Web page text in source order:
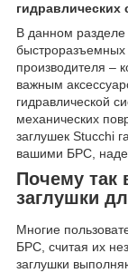
гидравлических
В данном разделе
производителя –
важным
гидравлической
механических
заглушек Stucchi
вашими БРС,
Почему так
заглушки
Многие
БРС, считая их
заглушки